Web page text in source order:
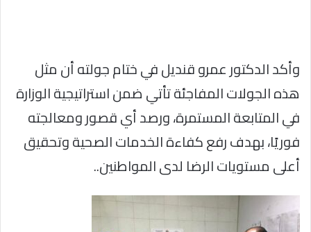
وأكد الدكتور عمرو قنديل في ختام جولته أن مثل
هذه الجولات المفاجئة تأتي ضمن استراتيجية الوزارة
في المتابعة المستمرة، ورصد أي قصور ومعالجته
فوريًا، بهدف رفع كفاءة الخدمات الصحية وتحقيق
أعلى مستويات الرضا لدى المواطنين..